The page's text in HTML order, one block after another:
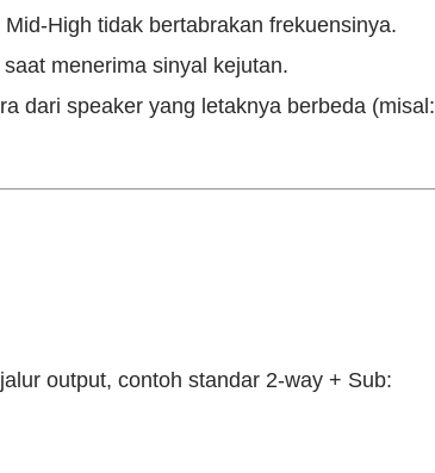
High tidak bertabrakan frekuensinya.
menerima sinyal kejutan.
dari speaker yang letaknya berbeda (misal:
output, contoh standar 2-way + Sub: